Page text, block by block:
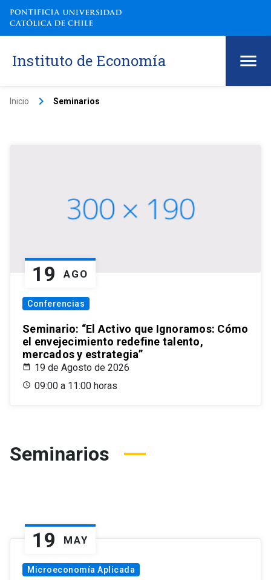
Instituto de Economía
Inicio keyboard_arrow_right Seminarios
19 AGO
Conferencias
Seminario: “El Activo que Ignoramos: Cómo
el envejecimiento redefine talento,
mercados y estrategia”
19 de Agosto de 2026
09:00 a 11:00 horas
Seminarios
19 MAY
Microeconomía Aplicada